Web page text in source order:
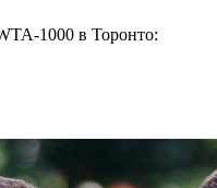
1000 в Торонто: